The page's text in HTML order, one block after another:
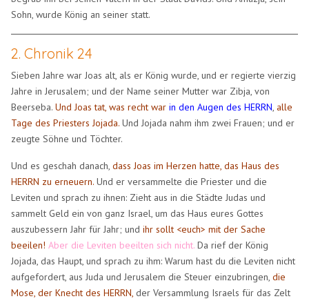
Sohn, wurde König an seiner statt.
2. Chronik 24
Sieben Jahre war Joas alt, als er König wurde, und er regierte vierzig
Jahre in Jerusalem; und der Name seiner Mutter war Zibja, von
Beerseba.Und Joas tat, was recht war in den Augen des HERRN alle
Tage des Priesters Jojada.Und Jojada nahm ihm zwei Frauen; und er
zeugte Söhne und Töchter.
Und es geschah danach, dass Joas im Herzen hatte, das Haus des
HERRN zu erneuern.Und er versammelte die Priester und die
Leviten und sprach zu ihnen: Zieht aus in die Städte Judas und
sammelt Geld ein von ganz Israel, um das Haus eures Gottes
auszubessern Jahr für Jahr; undihr sollt <euch> mit der Sache
beeilen! Aber die Leviten beeilten sich nicht.Da rief der König
Jojada, das Haupt, und sprach zu ihm: Warum hast du die Leviten nicht
aufgefordert, aus Juda und Jerusalem die Steuer einzubringen,die
Mose, der Knecht des HERRN, der Versammlung Israels für das Zelt